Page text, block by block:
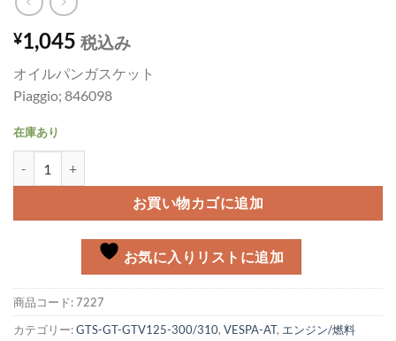
¥1,045 税込み
オイルパンガスケット
Piaggio; 846098
在庫あり
お買い物カゴに追加
お気に入りリストに追加
商品コード:7227
カテゴリー:GTS-GT-GTV125-300/310, VESPA-AT, エンジン/燃料